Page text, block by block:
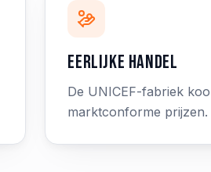
Eerlijke handel
De UNICEF-fabriek
marktconforme prijzen.